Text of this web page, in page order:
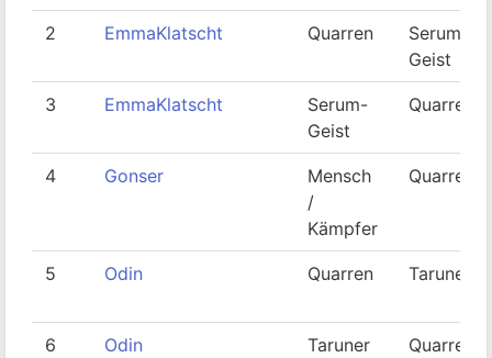
2 EmmaKlatscht Quarren
Serum-
Geist
3 EmmaKlatscht
Serum-
Geist
Quarren
4 Gonser
Mensch
/
Kämpfer
Quarren
5 Odin Quarren Taruner
6 Odin Taruner Quarren